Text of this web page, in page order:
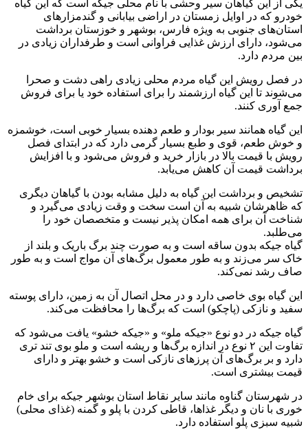
یکی از این گیاهان سیر وحشی با نام محلی جیکه است که این گیاه
خودرو که در اوایل زمستان در اراضی بیابانی و گندمزارهای
استان‌های جنوبی به ویژه فارس، بوشهر و خوزستان برداشت
می‌شود، دارای ارزش غذایی فراوانی است و طرفداران زیادی در
بین مردم دارد.
در فصل رویش این گیاه مردم محلی زیادی راهی دشت و صحرا
می‌شوند تا این گیاه ارزشمند را برای استفاده خود یا برای فروش
جمع آوری کنند.
این گیاه همانند سیر بودار و طعم دهنده بسیار خوبی است، خوشمزه
و خوش طعم، قوی و طبع بسیار گرمی دارد که در ابتدای فصل
رویش با قیمت بالا در بازار خرید و فروش می‌شود و با افزایش
برداشت قیمت آن کاهش می‌یابد.
تشخیص و برداشت این گیاه به دلیل مشابه بودن با گیاهان دیگری
که ظاهرشان شبیه به آن است سخت و وقت زیادی می‌گیرد و
شناخت آن برای همه امکان پذیر نیست و متخصصان خود را
می‌طلبد.
گیاه جیکه بدون ساقه است و به صورت چند برگ باریک و بلند از
خاک سر می‌زند و به طور معمول برگ‌های آن مواج است و به طور
صاف رشد نمی‌کند.
این گیاه بوی خاصی دارد و در محل اتصال آن به زمین، دارای پوسته
سفید و نازکی (پاچکو) است که برگ‌ها را محافظت می‌کند.
گیاه جیکه در دو نوع «جیکه ملو» و «جیکه خشو» یافت می‌شود که
تفاوت این ۲ نوع در اندازه برگ‌ها و ریشه است و ملو بوی تند تری
دارد و بر برگ‌های آن پرزهای نازکی است و خشو بهتر و دارای
قیمت بیشتری است.
در شهرستان گناوه مانند سایر نقاط استان بوشهر جیکه برای خام
خوری با نان و دیگر غذاها، قاطی کردن با پلو و گمنه (غذای محلی)
شبیه سبزی پلو استفاده دارد.